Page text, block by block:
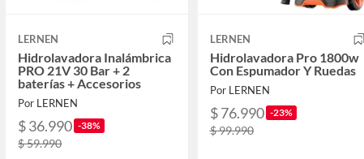
LERNEN
Hidrolavadora Inalámbrica
PRO 21V 30 Bar + 2
baterías + Accesorios
Por LERNEN
$ 36.990 -38%
$ 59.990
LERNEN
Hidrolavadora Pro 1800w
Con Espumador Y Ruedas
Por LERNEN
$ 76.990 -23%
$ 99.990